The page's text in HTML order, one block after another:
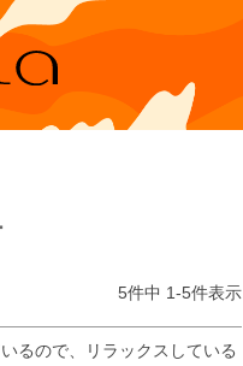
5件中 1-5件表示
るので、リラックスしている